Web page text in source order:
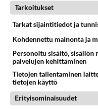
Äänestä
Anonyymi
Anonyymikirjoitti:
Isäsi poika olet 😂
Niin tosiaan enhän
Tarkoitukset
Tarkat sijaintitiedot ja
Kohdennettu mainonta ja
Personoitu sisältö,
palvelujen kehittäminen
Tietojen tallentaminen
tietojen käyttö
Erityisominaisuudet